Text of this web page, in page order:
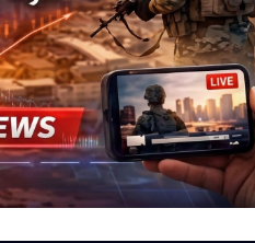
ر
و
ن
ا